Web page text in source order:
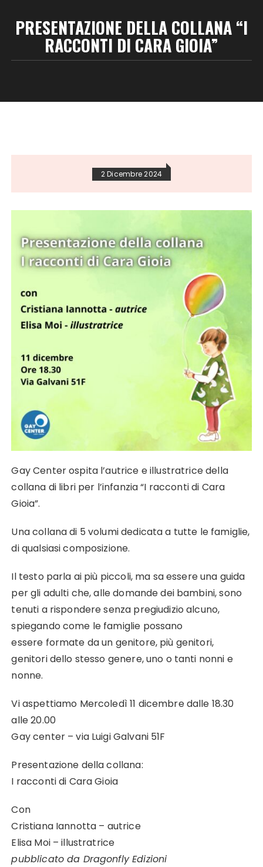
PRESENTAZIONE DELLA COLLANA “I
RACCONTI DI CARA GIOIA”
2 Dicembre 2024
Gay Center ospita l’autrice e illustratrice della
collana di libri per l’infanzia “I racconti di Cara
Gioia”.
Una collana di 5 volumi dedicata a tutte le famiglie,
di qualsiasi composizione.
Il testo parla ai più piccoli, ma sa essere una guida
per gli adulti che, alle domande dei bambini, sono
tenuti a rispondere senza pregiudizio alcuno,
spiegando come le famiglie possano
essere formate da un genitore, più genitori,
genitori dello stesso genere, uno o tanti nonni e
nonne.
Vi aspettiamo Mercoledì 11 dicembre dalle 18.30
alle 20.00
Gay center – via Luigi Galvani 51F
Presentazione della collana:
I racconti di Cara Gioia
Con
Cristiana Iannotta – autrice
Elisa Moi – illustratrice
pubblicato da Dragonfly Edizioni